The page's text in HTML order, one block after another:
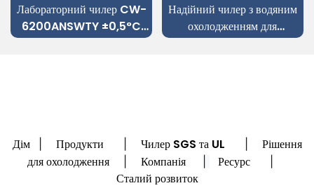
Лабораторний чилер CW-
6200ANSWTY ±0,5°C
Точність охолодження 6100
Надійний чилер з водяним
охолодженням для
волоконного лазера
Дім Продукти Чилер SGS та UL
Рішення
для охолодження
Компанія Ресурс
Сталий розвиток